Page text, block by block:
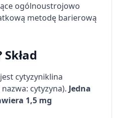
ogólnoustrojowo
metodę barierową
cytyzyniklina
cytyzyna). Jedna
1,5 mg